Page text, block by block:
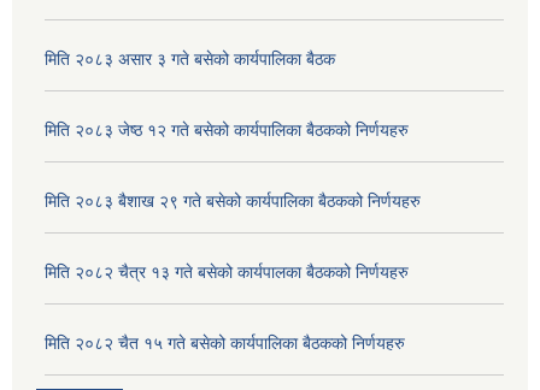
मिति २०८३ असार ३ गते बसेको कार्यपालिका बैठक
मिति २०८३ जेष्ठ १२ गते बसेको कार्यपालिका बैठकको निर्णयहरु
मिति २०८३ बैशाख २९ गते बसेको कार्यपालिका बैठकको निर्णयहरु
मिति २०८२ चैत्र १३ गते बसेको कार्यपालका बैठकको निर्णयहरु
मिति २०८२ चैत १५ गते बसेको कार्यपालिका बैठकको निर्णयहरु